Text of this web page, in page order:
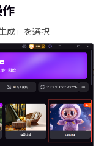
成」を選択